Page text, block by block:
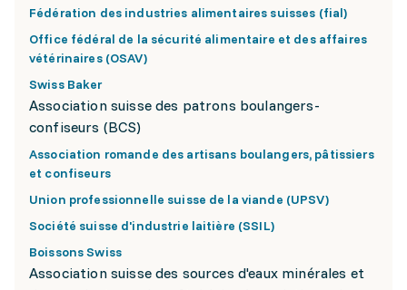
Fédération des industries alimentaires suisses (fial)
Office fédéral de la sécurité alimentaire et des affaires
vétérinaires (OSAV)
Swiss Baker
Association suisse des patrons boulangers-
confiseurs (BCS)
Association romande des artisans boulangers, pâtissiers
et confiseurs
Union professionnelle suisse de la viande (UPSV)
Société suisse d'industrie laitière (SSIL)
Boissons Swiss
Association suisse des sources d'eaux minérales et